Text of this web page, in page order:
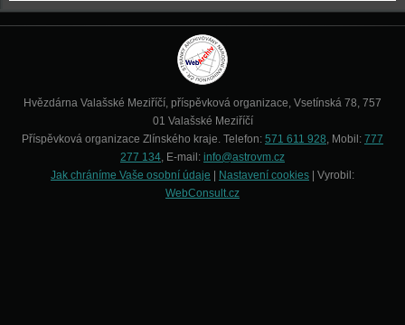
Hvězdárna Valašské Meziříčí, příspěvková organizace, Vsetínská 78, 757
01 Valašské Meziříčí
Příspěvková organizace Zlínského kraje. Telefon: 571 611 928, Mobil: 777
277 134, E-mail: info@astrovm.cz
Jak chráníme Vaše osobní údaje
Nastavení cookies | Vyrobil:
WebConsult.cz